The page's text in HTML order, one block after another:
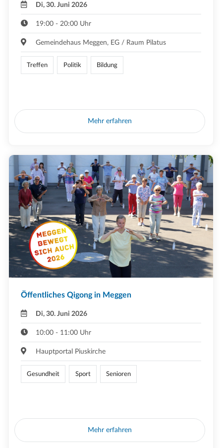
Di, 30. Juni 2026
19:00 - 20:00 Uhr
Gemeindehaus Meggen, EG / Raum Pilatus
Treffen Politik Bildung
Mehr erfahren
Öffentliches Qigong in Meggen
Di, 30. Juni 2026
10:00 - 11:00 Uhr
Hauptportal Piuskirche
Gesundheit Sport Senioren
Mehr erfahren